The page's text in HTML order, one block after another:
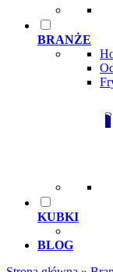
BRANŻE
KUBKI
BLOG